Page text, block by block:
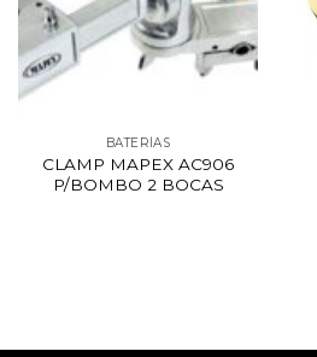
BATERÍAS
CLAMP MAPEX AC906
P/BOMBO 2 BOCAS